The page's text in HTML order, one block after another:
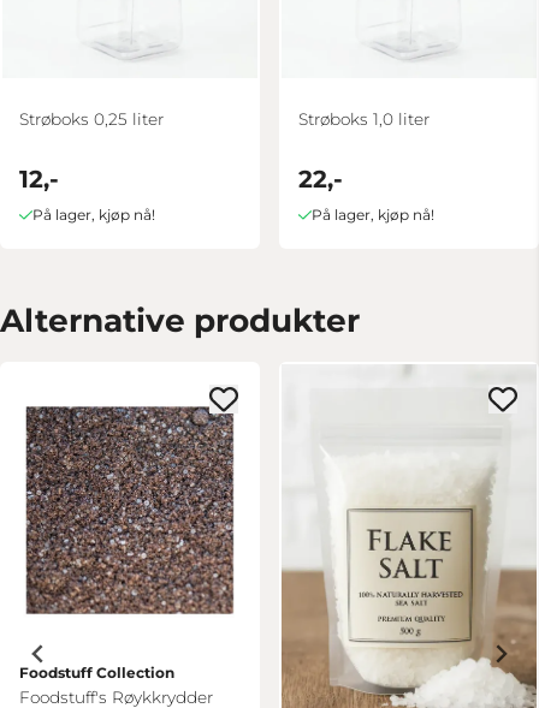
Strøboks 0,25 liter
12,-
På lager, kjøp nå!
Strøboks 1,0 liter
22,-
På lager, kjøp nå!
Alternative produkter
Foodstuff Collection
Foodstuff's Røykkrydder